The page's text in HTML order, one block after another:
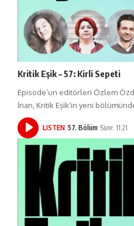
Kritik Eşik – 57: Kirli Sepeti
Episode’un editörleri Özlem
İnan, Kritik Eşik'in yeni
LISTEN 57. Bölüm Süre: 11:21